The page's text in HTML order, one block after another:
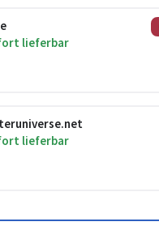
lieferbar
lieferbar